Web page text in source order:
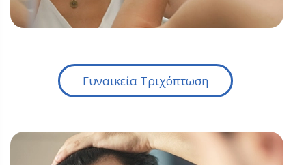
Γυναικεία Τριχόπτωση